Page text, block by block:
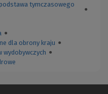
tymczasowego
●
●
dla obrony kraju ●
wydobywczych ●